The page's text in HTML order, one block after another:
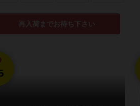
再入荷までお待ち下さい